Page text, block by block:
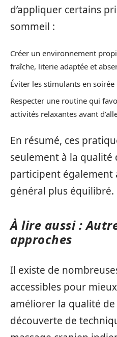
d’appliquer certains
sommeil :
Créer un environnement
fraîche, literie adaptée et
Éviter les stimulants en
Respecter une routine qui
activités relaxantes avant
En résumé, ces
seulement à la qualité
participent également
général plus équilibré.
À lire aussi :
approches
Il existe de
accessibles pour
améliorer la qualité
découverte de